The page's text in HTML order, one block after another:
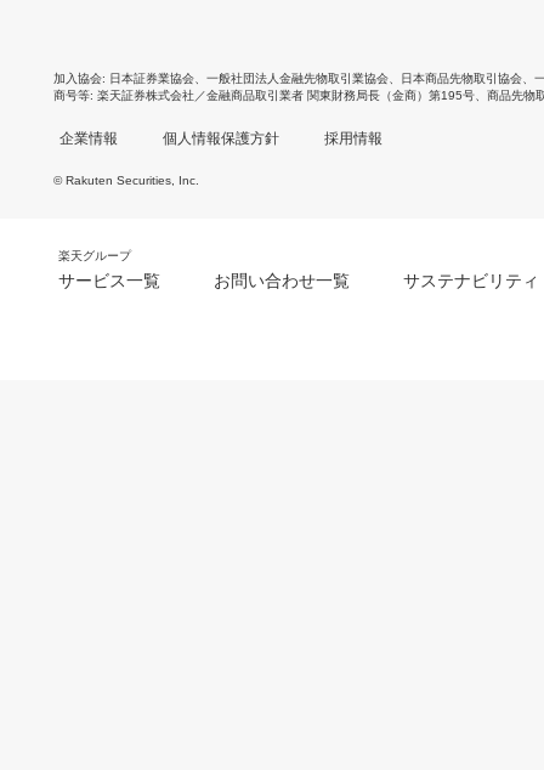
加入協会 日本証券業協会 一般社団法人金融先物取引業協会 日本商品先物取引協会
商号等 楽天証券株式会社／金融商品取引業者 関東財務局長（金商）第195号、商品先物
企業情報 個人情報保護方針 採用情報
© Rakuten Securities, Inc.
楽天グループ
サービス一覧 お問い合わせ一覧 サステナビリティ